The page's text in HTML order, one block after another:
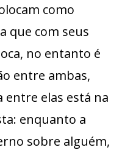
como
que com seus
no entanto é
entre ambas,
entre elas está na
enquanto a
sobre alguém,